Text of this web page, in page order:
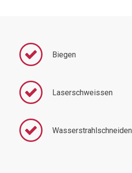
Biegen
Laserschweissen
Wasserstrahlschneiden